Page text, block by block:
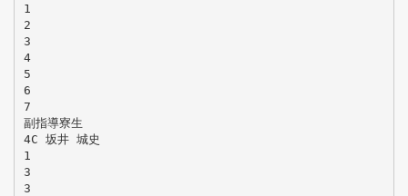
1
2
3
4
5
6
7
副指導寮生
4C 坂井 城史
1
3
3